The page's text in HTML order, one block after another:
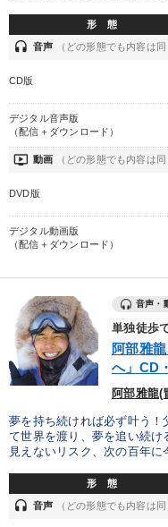
形 態
headset 音声 （どの形態でも内容は同
CD版
デジタル音声版
（配信＋ダウンロード）
ondemand_video 動画 （どの形態でも内容は同
DVD版
デジタル動画版
（配信＋ダウンロード）
音声・
単独徒歩
阿部雅
へ」CD
阿部雅龍(
夢を持ち続ければ必ず叶う
て世界を渡り、夢を追い続け
見えないリスク、次の百年
形 態
headset 音声 （どの形態でも内容は同